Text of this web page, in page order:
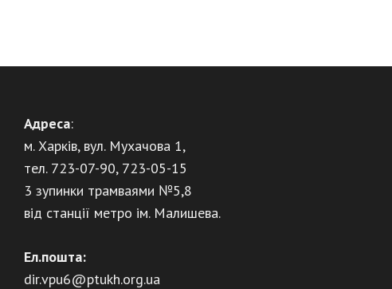
Адреса:
м. Харків, вул. Мухачова 1,
тел. 723-07-90, 723-05-15
3 зупинки трамваями №5,8
від станції метро ім. Малишева.
Ел.пошта:
dir.vpu6@ptukh.org.ua